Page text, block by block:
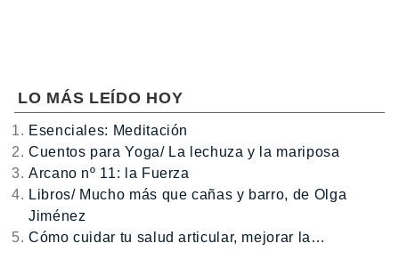
LO MÁS LEÍDO HOY
Esenciales: Meditación
Cuentos para Yoga/ La lechuza y la mariposa
Arcano nº 11: la Fuerza
Libros/ Mucho más que cañas y barro, de Olga
Jiménez
Cómo cuidar tu salud articular, mejorar la…